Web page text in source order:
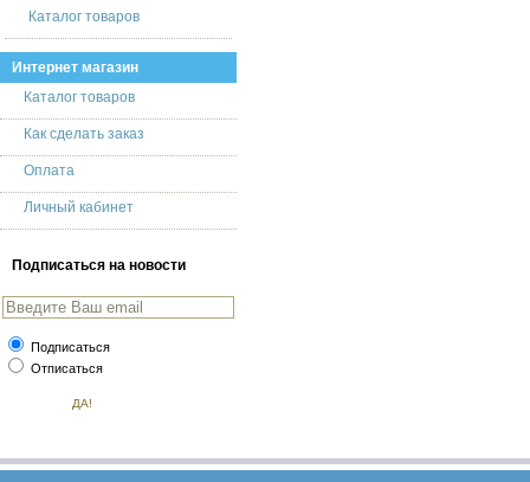
Каталог товаров
Интернет магазин
Каталог товаров
Как сделать заказ
Оплата
Личный кабинет
Подписаться на новости
Подписаться
Отписаться